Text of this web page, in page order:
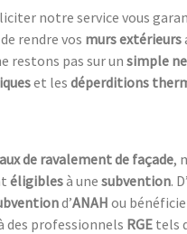
notre service vous
rendre vos murs extérieurs
restons pas sur un simple
et les déperditions
de ravalement de façade,
éligiblesà une subvention.
d’ANAH ou
des professionnels RGE tels